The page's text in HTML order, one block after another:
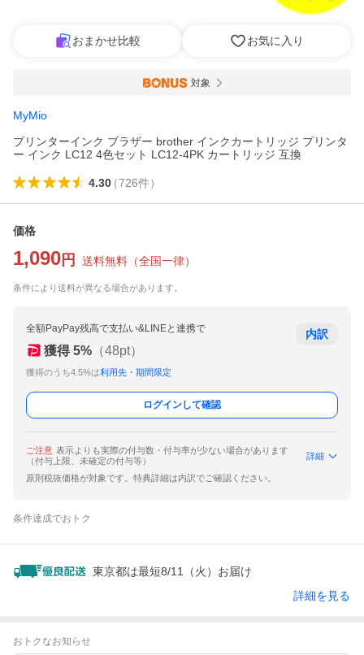
おまかせ比較 お気に入り
対象
MyMio
プリンターインク ブラザー brother インクカートリッジ プリンタ
ー インク LC12 4色セット LC12-4PK カートリッジ 互換
4.30（726件）
価格
1,090 円 送料無料 （全国一律）
条件により送料が異なる場合があります。
全額PayPay残高で支払い&LINEと連携で
獲得 5% （48pt）
獲得のうち4.5%は利用先・期間限定
内訳
ログインして確認
ご注意 表示よりも実際の付与数・付与率が少ない場合があります
（付与上限、未確定の付与等）
詳細
原則税抜価格が対象です。特典詳細は内訳でご確認ください。
条件達成でおトク
東京都は最短8/11（火）お届け
詳細を見る
おトクなお知らせ